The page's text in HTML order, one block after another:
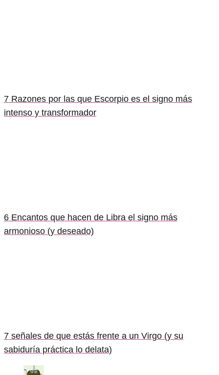
7 Razones por las que Escorpio es el signo más
intenso y transformador
6 Encantos que hacen de Libra el signo más
armonioso (y deseado)
7 señales de que estás frente a un Virgo (y su
sabiduría práctica lo delata)